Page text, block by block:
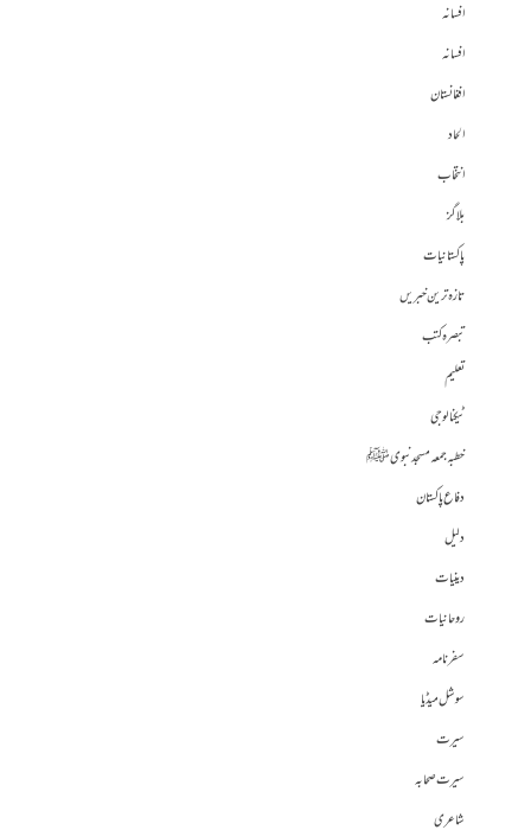
افسانہ
افسانہ
افغانستان
الحاد
انتخاب
بلاگز
پاکستانیات
تازہ ترین خبریں
تبصرہ کتب
تعلیم
ٹیکنالوجی
خطبہ جمعہ مسجد نبوی ﷺ
دفاع پاکستان
دلیل
دینیات
روحانیات
سفرنامہ
سوشل میڈیا
سیرت
سیرت صحابہ
شاعری